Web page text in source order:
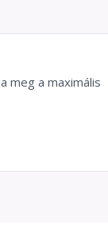
meg a maximális